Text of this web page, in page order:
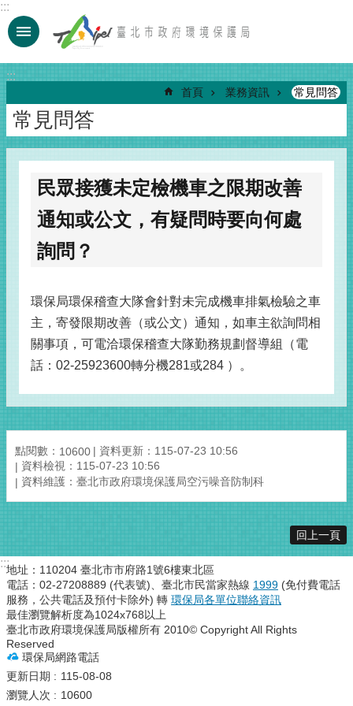
跳到主要內容區塊
:::
:::
首頁 業務資訊 常見問答
常見問答
民眾接獲未定檢機車之限期改善
通知或公文，有疑問時要向何處
詢問？
環保局環保稽查大隊會針對未完成機車排氣檢驗之車
主，寄發限期改善（或公文）通知，如車主欲詢問相
關事項，可電洽環保稽查大隊勤務規劃督導組（電
話：02-25923600轉分機281或284 ）。
點閱數： 10600
資料更新：115-07-23 10:56
資料檢視：115-07-23 10:56
資料維護：臺北市政府環境保護局空污噪音防制科
回上一頁
:::地址：110204 臺北市市府路1號6樓東北區
電話：02-27208889 (代表號)、臺北市民當家熱線 1999 (免付費電話
服務，公共電話及預付卡除外) 轉 環保局各單位聯絡資訊
最佳瀏覽解析度為1024x768以上
臺北市政府環境保護局版權所有 2010© Copyright All Rights
Reserved
環保局網路電話
更新日期
115-08-08
瀏覽人次
10600